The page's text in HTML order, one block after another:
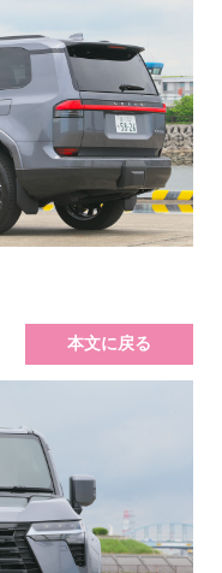
本文に戻る